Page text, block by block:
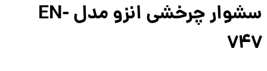
سشوار چرخشی انزو مدل EN-